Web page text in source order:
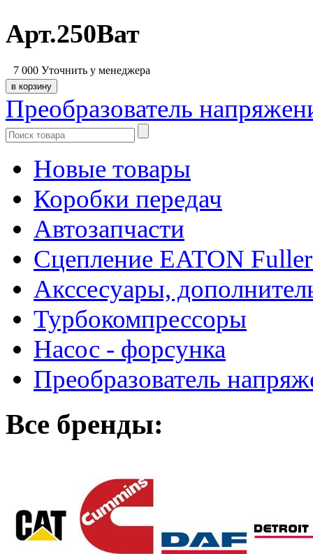
Арт.250Ват
7 000 Уточнить у менеджера
Преобразователь
Новые товары
Коробки передач
Автозапчасти
Сцепление EATON
Акссесуары,
Турбокомпрессоры
Насос - форсунка
Преобразователь
Все бренды: